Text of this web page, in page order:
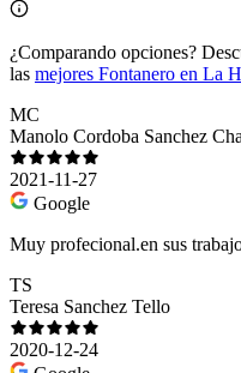
¿Comparando opciones?
las mejores Fontanero en La
MC
Manolo Cordoba Sanchez
2021-11-27
Google
Muy profecional.en sus
TS
Teresa Sanchez Tello
2020-12-24